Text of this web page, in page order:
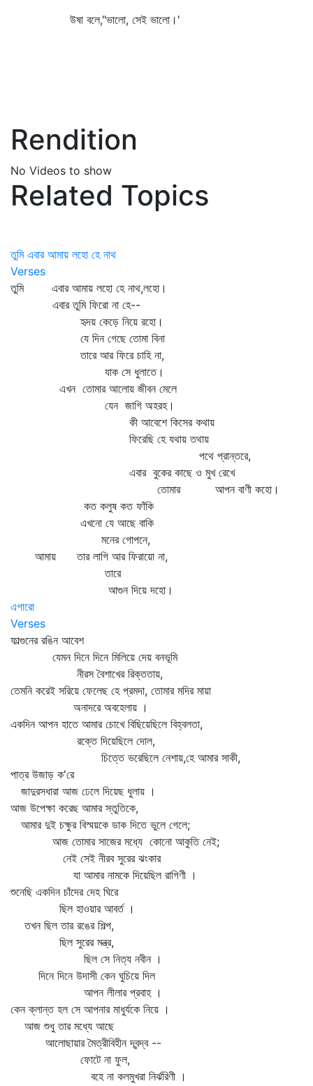
উষা বলে,"ভালো, সেই ভালো।'
Rendition
No Videos to show
Related Topics
তুমি এবার আমায় লহো হে নাথ
Verses
তুমি এবার আমায় লহো হে নাথ,লহো।
এবার তুমি ফিরো না হে--
হৃদয় কেড়ে নিয়ে রহো।
যে দিন গেছে তোমা বিনা
তারে আর ফিরে চাহি না,
যাক সে ধুলাতে।
এখন তোমার আলোয় জীবন মেলে
যেন জাগি অহরহ।
কী আবেশে কিসের কথায়
ফিরেছি হে যথায় তথায়
পথে প্রান্তরে,
এবার বুকের কাছে ও মুখ রেখে
তোমার আপন বাণী কহো।
কত কলুষ কত ফাঁকি
এখনো যে আছে বাকি
মনের গোপনে,
আমায় তার লাগি আর ফিরায়ো না,
তারে
আগুন দিয়ে দহো।
এগারো
Verses
ফাল্গুনের রঙিন আবেশ
যেমন দিনে দিনে মিলিয়ে দেয় বনভূমি
নীরস বৈশাখের রিক্ততায়,
তেমনি করেই সরিয়ে ফেলেছ হে প্রমদা, তোমার মদির মায়া
অনাদরে অবহেলায় ।
একদিন আপন হাতে আমার চোখে বিছিয়েছিলে বিহ্বলতা,
রক্তে দিয়েছিলে দোল,
চিত্তে ভরেছিলে নেশায়,হে আমার সাকী,
পাত্র উজাড় ক'রে
জাদুরসধারা আজ ঢেলে দিয়েছ ধুলায় ।
আজ উপেক্ষা করেছ আমার স্তুতিকে,
আমার দুই চক্ষুর বিস্ময়কে ডাক দিতে ভুলে গেলে;
আজ তোমার সাজের মধ্যে কোনো আকুতি নেই;
নেই সেই নীরব সুরের ঝংকার
যা আমার নামকে দিয়েছিল রাগিণী ।
শুনেছি একদিন চাঁদের দেহ ঘিরে
ছিল হাওয়ার আবর্ত ।
তখন ছিল তার রঙের শিল্প,
ছিল সুরের মন্ত্র,
ছিল সে নিত্য নবীন ।
দিনে দিনে উদাসী কেন ঘুচিয়ে দিল
আপন লীলার প্রবাহ ।
কেন ক্লান্ত হল সে আপনার মাধুর্যকে নিয়ে ।
আজ শুধু তার মধ্যে আছে
আলোছায়ার মৈত্রীবিহীন দ্বন্দ্ব --
ফোটে না ফুল,
বহে না কলমুখরা নির্ঝরিণী ।